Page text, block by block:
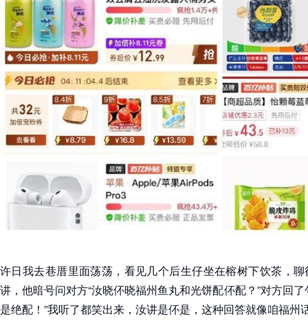
许日我去巷厝里面荡荡，看见几个后生仔坐在榕树下饮茶，
讲，他暗号问对方“汝晓伓晓福州鱼丸和光饼配伓配？”对方回
是绝配！”我听了都笑出来，汝讲是伓是，这种回答就像咱福州